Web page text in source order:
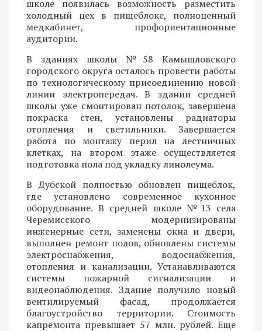
школе появилась возможность разместить
холодный цех в пищеблоке, полноценный
медкабинет, профориентационные
аудитории.
В зданиях школы №58 Камышловского
городского округа осталось провести работы
по технологическому присоединению новой
линии электропередач. В здании средней
школы уже смонтирован потолок, завершена
покраска стен, установлены радиаторы
отопления и светильники. Завершается
работа по монтажу перил на лестничных
клетках, на втором этаже осуществляется
подготовка пола под укладку линолеума.
В Дубской полностью обновлен пищеблок,
где установлено современное кухонное
оборудование. В средней школе №13 села
Черемисского модернизированы
инженерные сети, заменены окна и двери,
выполнен ремонт полов, обновлены системы
электроснабжения, водоснабжения,
отопления и канализации. Устанавливаются
системы пожарной сигнализации и
видеонаблюдения. Здание получило новый
вентилируемый фасад, продолжается
благоустройство территории. Стоимость
капремонта превышает 57 млн. рублей. Еще